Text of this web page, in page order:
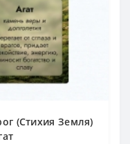
(Стихия Земля)